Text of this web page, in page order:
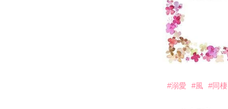
#溺愛 #風 #同棲